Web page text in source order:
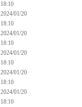
18:10
2024/01/20
18:10
2024/01/20
18:10
2024/01/20
18:10
2024/01/20
18:10
2024/01/20
18:10